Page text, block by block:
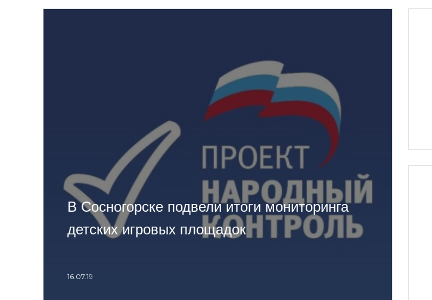
В Сосногорске подвели итоги мониторинга
детских игровых площадок
16.07.19